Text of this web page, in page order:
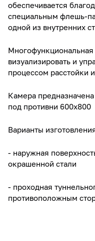
обеспечивается
специальным флешь-
одной из внутренних
Многофункциональная
визуализировать и
процессом расстойки
Камера
под противни 600x800
Варианты
- наружная
окрашенной стали
- проходная
противоположным